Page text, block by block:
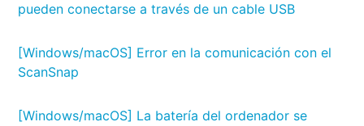
pueden conectarse a través de un cable USB
[Windows/macOS] Error en la comunicación con el
ScanSnap
[Windows/macOS] La batería del ordenador se